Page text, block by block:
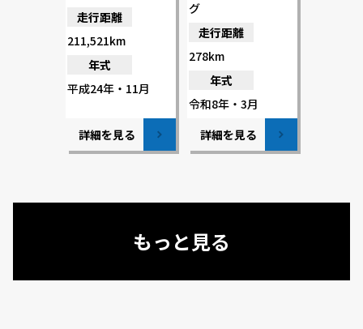
走行距離
211,521km
年式
平成24年・11月
詳細を見る
グ
走行距離
278km
年式
令和8年・3月
詳細を見る
もっと見る